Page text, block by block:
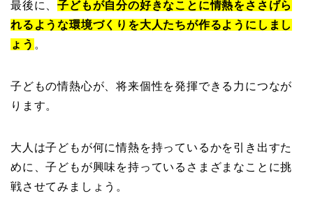
最後に、子どもが自分の好きなことに情熱をささげら
れるような環境づくりを大人たちが作るようにしまし
ょう 。
子どもの情熱心が、将来個性を発揮できる力につなが
ります。
大人は子どもが何に情熱を持っているかを引き出すた
めに、子どもが興味を持っているさまざまなことに挑
戦させてみましょう。